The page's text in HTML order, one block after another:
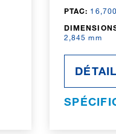
PTAC:
2,845 mm